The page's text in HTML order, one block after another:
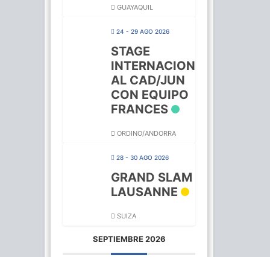
GUAYAQUIL
24 - 29 AGO 2026
STAGE
INTERNACION
AL CAD/JUN
CON EQUIPO
FRANCES
ORDINO/ANDORRA
28 - 30 AGO 2026
GRAND SLAM
LAUSANNE
SUIZA
SEPTIEMBRE 2026